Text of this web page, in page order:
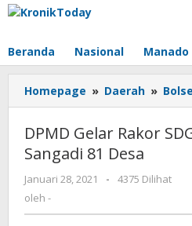
Lewati
Beranda Nasional Manado
Homepage » Daerah »
DPMD Gelar Rakor
Sangadi 81 Desa
Januari 28, 2021
oleh
-
4375 Dilihat
oleh -